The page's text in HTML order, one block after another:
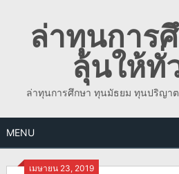
contentล่าทุนการ
ลุ้นให้ทั่
ล่าทุนการศึกษา ทุนมัธยม ทุนปริญาต
MENU
เมษายน 23, 2019